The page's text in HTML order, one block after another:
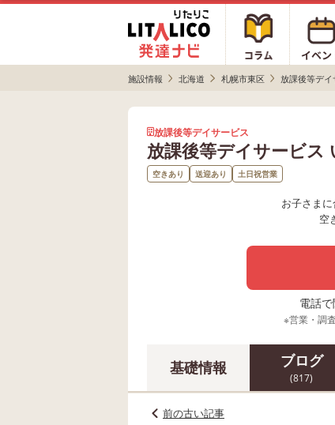
施設情報 北海道 札幌市東区 放課後等デイ
放課後等デイサービス
放課後等デイサービス
空きあり 送迎あり 土日祝営業
お子さま
空
電話
※営業・調
基礎情報 ブログ
(817)
前の古い記事